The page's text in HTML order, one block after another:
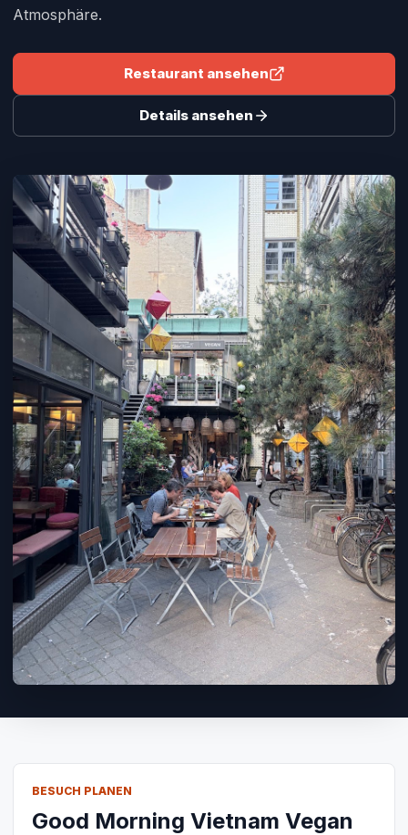
Atmosphäre.
Restaurant ansehen
Details ansehen
BESUCH PLANEN
Good Morning Vietnam Vegan